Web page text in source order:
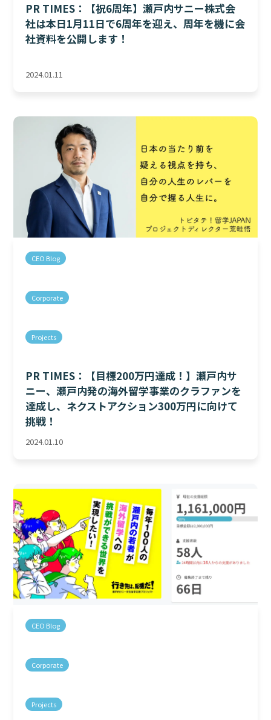
PR TIMES：【祝6周年】瀬戸内サニー株式会
社は本日1月11日で6周年を迎え、周年を機に会
社資料を公開します！
2024.01.11
CEO Blog
Corporate
Projects
PR TIMES：【目標200万円達成！】瀬戸内サ
ニー、瀬戸内発の海外留学事業のクラファンを
達成し、ネクストアクション300万円に向けて
挑戦！
2024.01.10
CEO Blog
Corporate
Projects